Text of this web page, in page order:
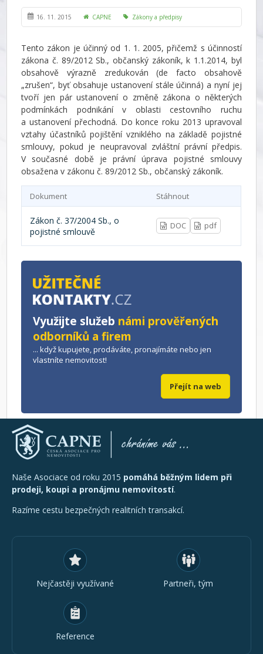
16. 11. 2015 CAPNE Zákony a předpisy
Tento zákon je účinný od 1. 1. 2005, přičemž s účinností
zákona č. 89/2012 Sb., občanský zákoník, k 1.1.2014, byl
obsahově výrazně zredukován (de facto obsahově
„zrušen“, byť obsahuje ustanovení stále účinná) a nyní jej
tvoří jen pár ustanovení o změně zákona o některých
podmínkách podnikání v oblasti cestovního ruchu
a ustanovení přechodná. Do konce roku 2013 upravoval
vztahy účastníků pojištění vzniklého na základě pojistné
smlouvy, pokud je neupravoval zvláštní právní předpis.
V současné době je právní úprava pojistné smlouvy
obsažena v zákonu č. 89/2012 Sb., občanský zákoník.
Dokument Stáhnout
Zákon č. 37/2004 Sb., o
pojistné smlouvě
DOC pdf
Využijte služeb námi prověřených
odborníků a firem
... když kupujete, prodáváte, pronajímáte nebo jen
vlastníte nemovitost!
Přejít na web
Naše Asociace od roku 2015 pomáhá běžným lidem při
prodeji, koupi a pronájmu nemovitostí.
Razíme cestu bezpečných realitních transakcí.
Nejčastěji využívané Partneři, tým
Reference